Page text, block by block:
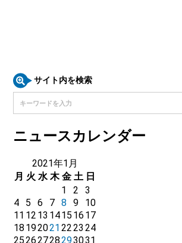
サイト内を検索
ニュースカレンダー
2021年1月
月 火 水 木 金 土 日
1
2
3
4
5 6 7 8 9
10
11 12 13 1415 16 17
18192021 2223 24
25262728293031